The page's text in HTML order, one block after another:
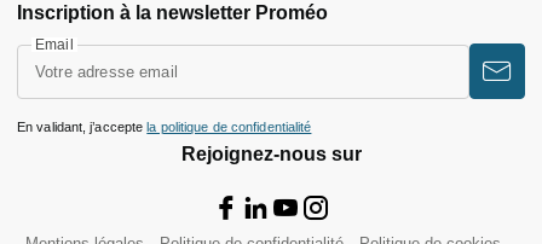
Rejoignez-nous sur
Inscription à la newsletter Proméo
Email
En validant, j’acceptela politique de confidentialité